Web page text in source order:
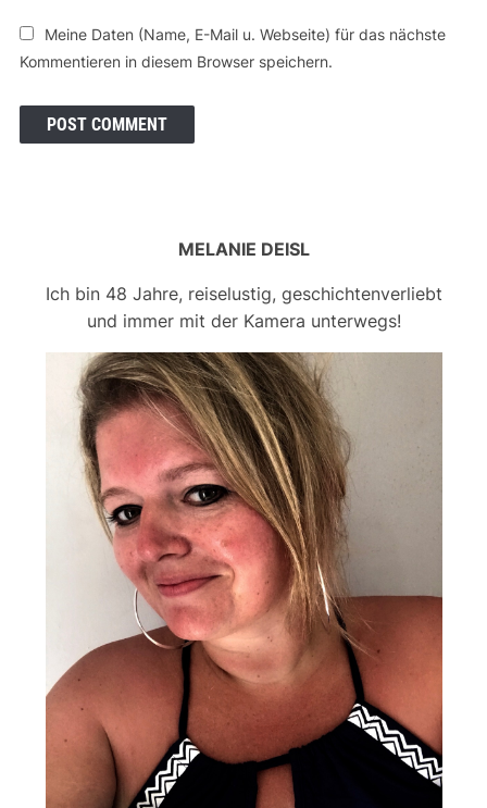
Meine Daten (Name, E-Mail u. Webseite) für das nächste
Kommentieren in diesem Browser speichern.
MELANIE DEISL
Ich bin 48 Jahre, reiselustig, geschichtenverliebt
und immer mit der Kamera unterwegs!